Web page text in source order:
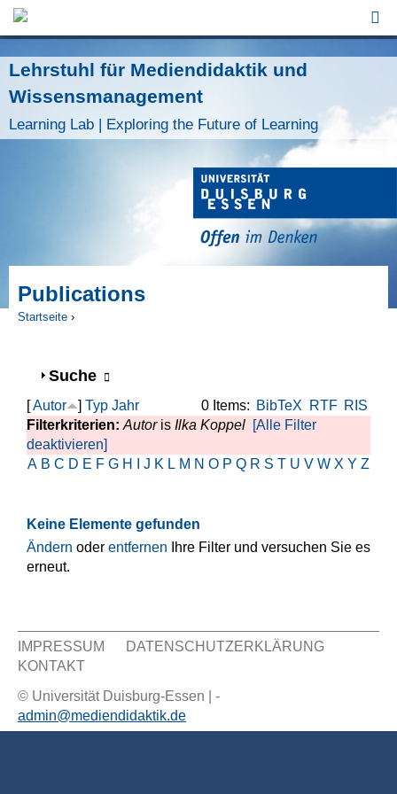
Lehrstuhl für Mediendidaktik und
Wissensmanagement
Learning Lab | Exploring the Future of Learning
Publications
Startseite ›
Anzeigen
Suche
0 Items: BibTeX RTF RIS
[Autor ] Typ Jahr
Filterkriterien: Autoris Ilka Koppel [Alle Filter
deaktivieren]
A B C D E F G H J K L M N O P Q R S T U V W X Y Z
Keine Elemente gefunden
Ändern oder entfernen Ihre Filter und versuchen Sie es
erneut.
Sekundär Menü
IMPRESSUM
DATENSCHUTZERKLÄRUNG
KONTAKT
© Universität Duisburg-Essen | -
admin@mediendidaktik.de